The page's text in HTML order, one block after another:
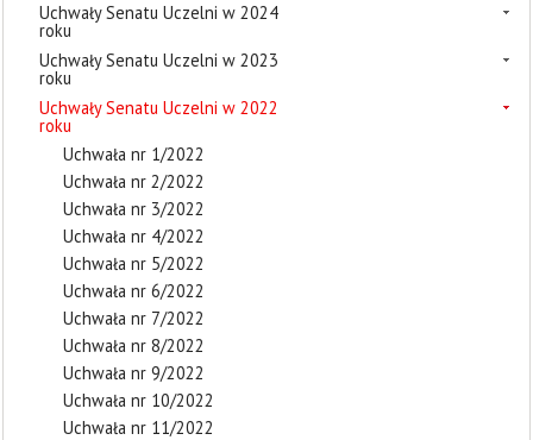
Uchwały Senatu Uczelni w 2024
roku
Uchwały Senatu Uczelni w 2023
roku
Uchwały Senatu Uczelni w 2022
roku
Uchwała nr 1/2022
Uchwała nr 2/2022
Uchwała nr 3/2022
Uchwała nr 4/2022
Uchwała nr 5/2022
Uchwała nr 6/2022
Uchwała nr 7/2022
Uchwała nr 8/2022
Uchwała nr 9/2022
Uchwała nr 10/2022
Uchwała nr 11/2022